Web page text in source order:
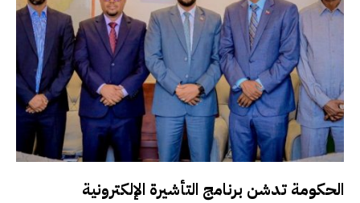
الحكومة تدشن برنامج التأشيرة الإلكترونية